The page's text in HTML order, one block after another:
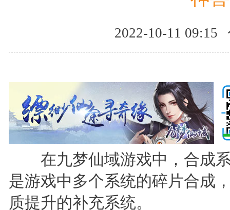
2022-10-11 09:15
在九梦仙域游戏中，合成系
是游戏中多个系统的碎片合成
质提升的补充系统。